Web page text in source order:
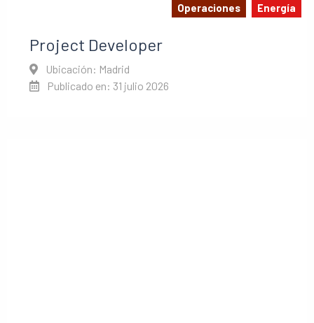
Operaciones Energía
Project Developer
Ubicación: Madrid
Publicado en: 31 julio 2026